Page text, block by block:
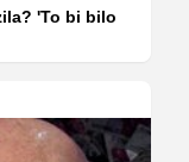
'To bi bilo